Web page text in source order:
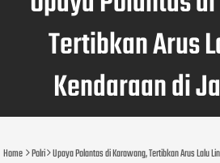
Tertibkan Arus
Kendaraan di
Home Polri Upaya Polantas di Karawang, Tertibkan Arus Lalu